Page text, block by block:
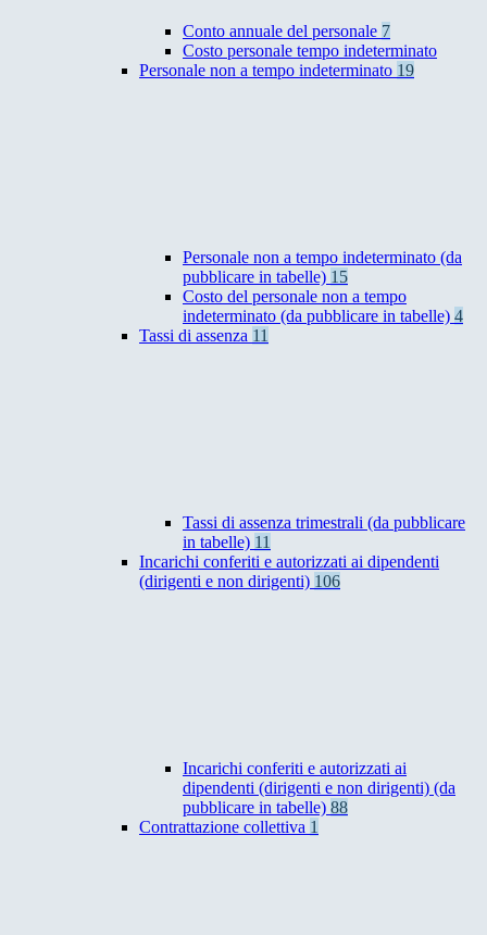
Conto annuale del personale 7
Costo personale tempo indeterminato
Personale non a tempo indeterminato 19
Personale non a tempo indeterminato (da
pubblicare in tabelle) 15
Costo del personale non a tempo
indeterminato (da pubblicare in tabelle) 4
Tassi di assenza 11
Tassi di assenza trimestrali (da pubblicare
in tabelle) 11
Incarichi conferiti e autorizzati ai dipendenti
(dirigenti e non dirigenti) 106
Incarichi conferiti e autorizzati ai
dipendenti (dirigenti e non dirigenti) (da
pubblicare in tabelle) 88
Contrattazione collettiva 1